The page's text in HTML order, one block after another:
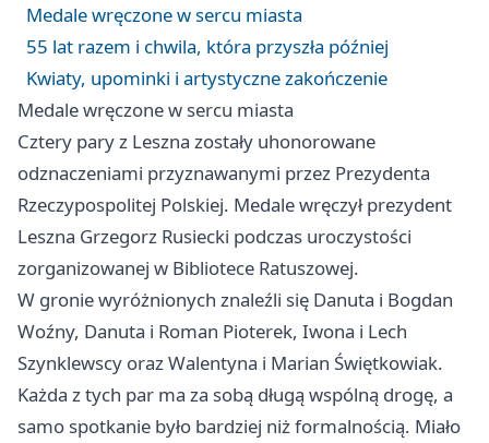
Medale wręczone w sercu miasta
55 lat razem i chwila, która przyszła później
Kwiaty, upominki i artystyczne zakończenie
Medale wręczone w sercu miasta
Cztery pary z Leszna zostały uhonorowane
odznaczeniami przyznawanymi przez Prezydenta
Rzeczypospolitej Polskiej. Medale wręczył prezydent
Leszna Grzegorz Rusiecki podczas uroczystości
zorganizowanej w Bibliotece Ratuszowej.
W gronie wyróżnionych znaleźli się Danuta i Bogdan
Woźny, Danuta i Roman Pioterek, Iwona i Lech
Szynklewscy oraz Walentyna i Marian Świętkowiak.
Każda z tych par ma za sobą długą wspólną drogę, a
samo spotkanie było bardziej niż formalnością. Miało